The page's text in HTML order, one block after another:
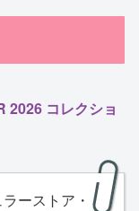
2026 コレクショ
ーストア・